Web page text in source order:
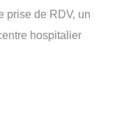
prise de RDV, un
hospitalier